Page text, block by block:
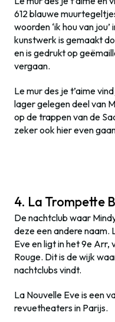
612 blauwe
woorden ‘ik hou van
kunstwerk is gemaakt
en is gedrukt op
vergaan.
Le mur des je t’aime
lager gelegen deel van
op de trappen van de
zeker ook hier even
4. La Trompette
De nachtclub waar
deze een andere naam.
Eve en ligt in het 9e
Rouge. Dit is de wijk
nachtclubs vindt.
La Nouvelle Eve is een
revuetheaters in Parijs.